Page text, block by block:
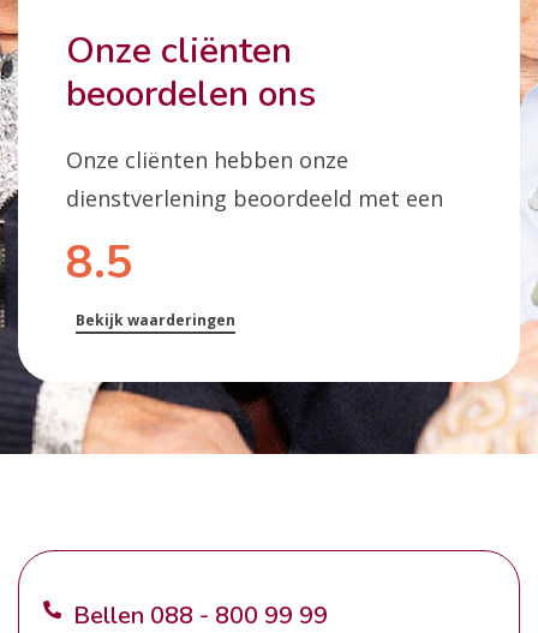
Onze cliënten
beoordelen ons
Onze cliënten hebben onze
dienstverlening beoordeeld met een
8.5
Bekijk waarderingen
Bellen 088 - 800 99 99